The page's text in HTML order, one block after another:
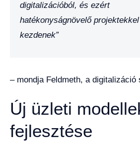
digitalizációból, és ezért
hatékonyságnövelő projektekkel
kezdenek”
– mondja Feldmeth, a digitalizáció
Új üzleti
fejlesztése